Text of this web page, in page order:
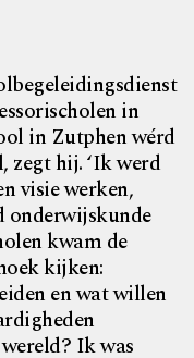
in
in Zutphen wérd
zegt hij. ‘Ik werd
visie werken,
onderwijskunde
kwam de
kijken:
en wat willen
Ik was